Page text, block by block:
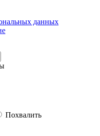
данных
Похвалить